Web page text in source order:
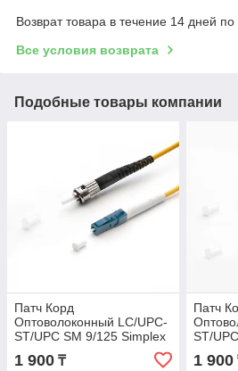
Возврат товара в течение 14 дней по
Все условия возврата
Подобные товары компании
Патч Корд
Оптоволоконный LС/UPC-
ST/UPC SM 9/125 Simplex
3.0мм 1.5 м
1 900 ₸
Патч
ST/
3.0мм
1 900